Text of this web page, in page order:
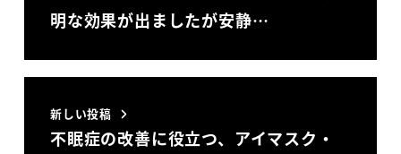
明な効果が出ましたが安静…
新しい投稿
不眠症の改善に役立つ、アイマスク・